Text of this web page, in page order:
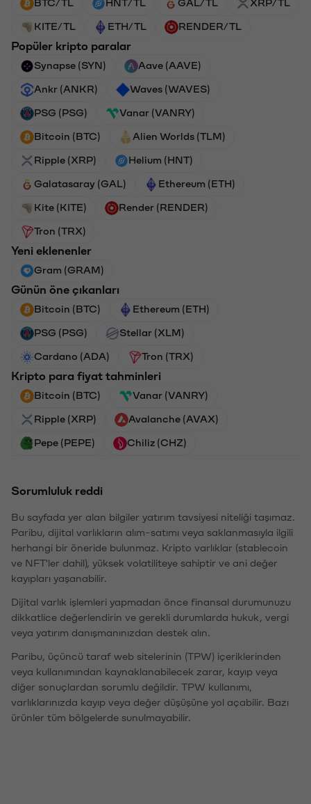
BTC/TL HNT/TL GAL/TL XRP/TL
KITE/TL ETH/TL RENDER/TL
Popüler kripto paralar
Synapse (SYN) Aave (AAVE)
Ankr (ANKR) Waves (WAVES)
PSG (PSG) Vanar (VANRY)
Bitcoin (BTC) Alien Worlds (TLM)
Ripple (XRP) Helium (HNT)
Galatasaray (GAL) Ethereum (ETH)
Kite (KITE) Render (RENDER)
Tron (TRX)
Yeni eklenenler
Gram (GRAM)
Günün öne çıkanları
Bitcoin (BTC) Ethereum (ETH)
PSG (PSG) Stellar (XLM)
Cardano (ADA) Tron (TRX)
Kripto para fiyat tahminleri
Bitcoin (BTC) Vanar (VANRY)
Ripple (XRP) Avalanche (AVAX)
Pepe (PEPE) Chiliz (CHZ)
Sorumluluk reddi
Bu sayfada yer alan bilgiler yatırım tavsiyesi niteliği taşımaz.
Paribu, dijital varlıkların alım-satımı veya saklanmasıyla ilgili
herhangi bir öneride bulunmaz. Kripto varlıklar (stablecoin
ve NFT'ler dahil), yüksek volatiliteye sahiptir ve ani değer
kayıpları yaşanabilir.
Dijital varlık işlemleri yapmadan önce finansal durumunuzu
dikkatlice değerlendirin ve gerekli durumlarda hukuk, vergi
veya yatırım danışmanınızdan destek alın.
Paribu, üçüncü taraf web sitelerinin (TPW) içeriklerinden
veya kullanımından kaynaklanabilecek zarar, kayıp veya
diğer sonuçlardan sorumlu değildir. TPW kullanımı,
varlıklarınızda kayıp veya değer düşüşüne yol açabilir. Bazı
ürünler tüm bölgelerde sunulmayabilir.